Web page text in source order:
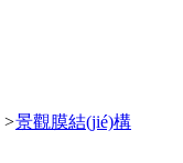
>景觀膜結(jié)構